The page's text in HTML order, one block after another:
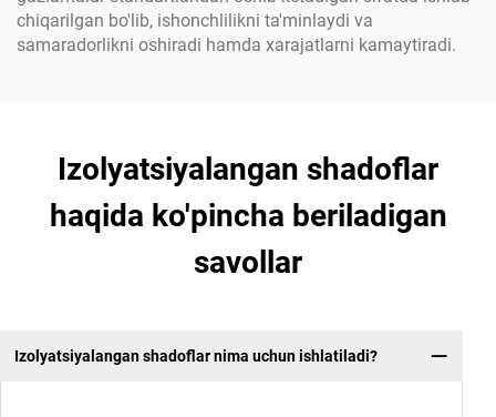
chiqarilgan bo'lib, ishonchlilikni ta'minlaydi va
samaradorlikni oshiradi hamda xarajatlarni kamaytiradi.
Izolyatsiyalangan shadoflar
haqida ko'pincha beriladigan
savollar
Izolyatsiyalangan shadoflar nima uchun ishlatiladi?